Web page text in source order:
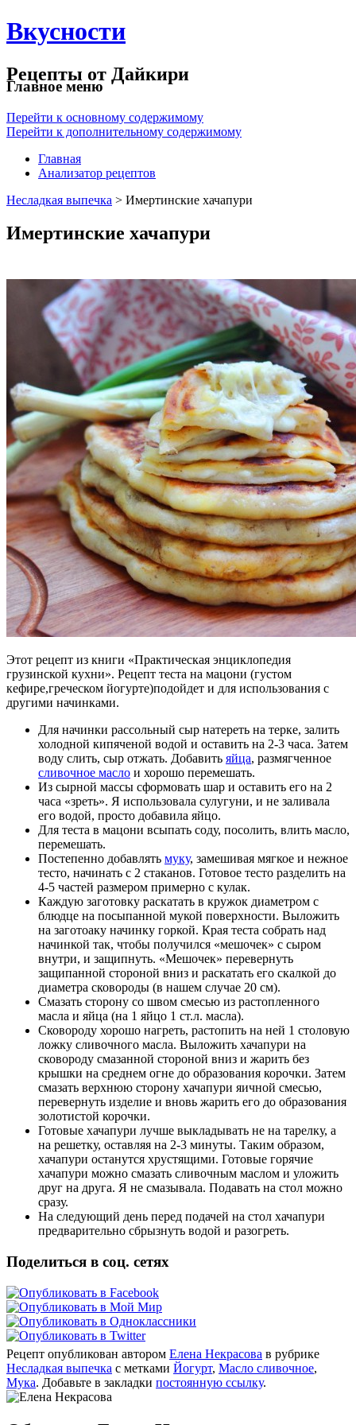
Вкусности
Рецепты от Дайкири
Главное меню
Перейти к основному содержимому
Перейти к дополнительному содержимому
Главная
Анализатор рецептов
Несладкая выпечка > Имертинские хачапури
Имертинские хачапури
Этот рецепт из книги «Практическая энциклопедия
грузинской кухни». Рецепт теста на мацони (густом
кефире,греческом йогурте)подойдет и для использования с
другими начинками.
Для начинки рассольный сыр натереть на терке, залить
холодной кипяченой водой и оставить на 2-3 часа. Затем
воду слить, сыр отжать. Добавить яйца, размягченное
сливочное масло и хорошо перемешать.
Из сырной массы сформовать шар и оставить его на 2
часа «зреть». Я использовала сулугуни, и не заливала
его водой, просто добавила яйцо.
Для теста в мацони всыпать соду, посолить, влить масло,
перемешать.
Постепенно добавлять муку, замешивая мягкое и нежное
тесто, начинать с 2 стаканов. Готовое тесто разделить на
4-5 частей размером примерно с кулак.
Каждую заготовку раскатать в кружок диаметром с
блюдце на посыпанной мукой поверхности. Выложить
на заготоаку начинку горкой. Края теста собрать над
начинкой так, чтобы получился «мешочек» с сыром
внутри, и защипнуть. «Мешочек» перевернуть
защипанной стороной вниз и раскатать его скалкой до
диаметра сковороды (в нашем случае 20 см).
Смазать сторону со швом смесью из растопленного
масла и яйца (на 1 яйцо 1 ст.л. масла).
Сковороду хорошо нагреть, растопить на ней 1 столовую
ложку сливочного масла. Выложить хачапури на
сковороду смазанной стороной вниз и жарить без
крышки на среднем огне до образования корочки. Затем
смазать верхнюю сторону хачапури яичной смесью,
перевернуть изделие и вновь жарить его до образования
золотистой корочки.
Готовые хачапури лучше выкладывать не на тарелку, а
на решетку, оставляя на 2-3 минуты. Таким образом,
хачапури останутся хрустящими. Готовые горячие
хачапури можно смазать сливочным маслом и уложить
друг на друга. Я не смазывала. Подавать на стол можно
сразу.
На следующий день перед подачей на стол хачапури
предварительно сбрызнуть водой и разогреть.
Поделиться в соц. сетях
Рецепт опубликован автором Елена Некрасова в рубрике
Несладкая выпечка с метками Йогурт, Масло сливочное,
Мука. Добавьте в закладки постоянную ссылку.